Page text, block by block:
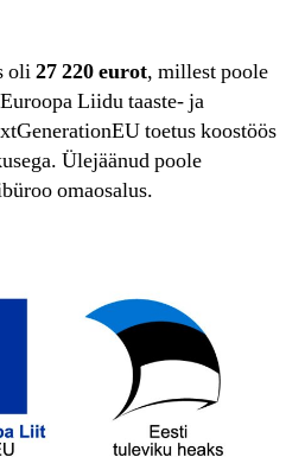
oli27 220 eurot, millest poole
Liidu taaste- ja
toetus koostöös
Ülejäänud poole
omaosalus.